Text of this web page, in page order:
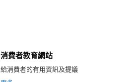
消費者教育網站
給消費者的有用資訊及提議